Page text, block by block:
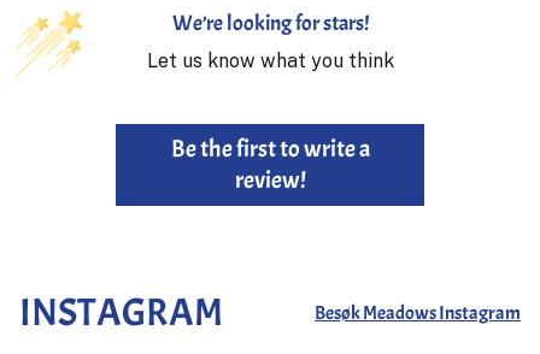
We’re looking for stars!
Let us know what you think
Be the first to write a
review!
INSTAGRAM Besøk Meadows Instagram